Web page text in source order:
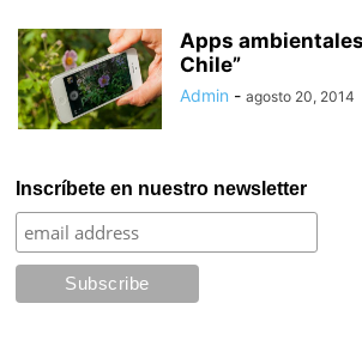
Apps
Chile”
Admin - agosto 20, 2014
Inscríbete en nuestro newsletter